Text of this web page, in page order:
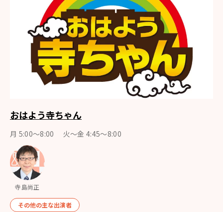
おはよう寺ちゃん
月 5:00～8:00 火～金 4:45～8:00
寺島尚正
その他の主な出演者